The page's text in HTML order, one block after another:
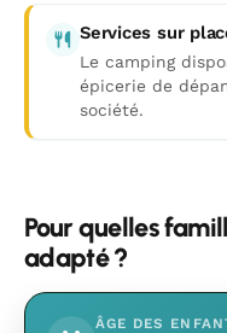
Services sur
Le camping
épicerie de
société.
Pour quelles
adapté ?
ÂGE DES